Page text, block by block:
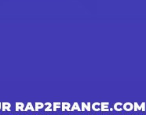
RAP2FRANCE.COM